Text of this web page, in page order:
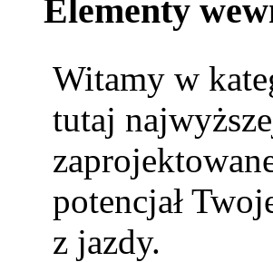
Elementy
Witamy w
tutaj
potencjał
z jazdy.